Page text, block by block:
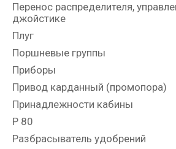
Перенос распределителя,
джойстике
Плуг
Поршневые группы
Приборы
Привод карданный (промопора)
Принадлежности кабины
Р 80
Разбрасыватель удобрений